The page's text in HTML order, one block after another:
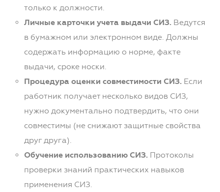
только к должности.
Личные карточки учета выдачи СИЗ.Ведутся
в бумажном или электронном виде. Должны
содержать информацию о норме, факте
выдачи, сроке носки.
Процедура оценки совместимости СИЗ.Если
работник получает несколько видов СИЗ,
нужно документально подтвердить, что они
совместимы (не снижают защитные свойства
друг друга).
Обучение использованию СИЗ.Протоколы
проверки знаний практических навыков
применения СИЗ.